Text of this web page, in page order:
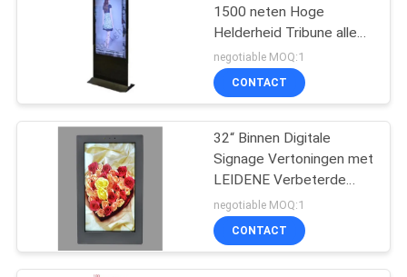
SITEMAP
PRIVACY
POLICY
Binnen Digitale
Signage Vertoning
16
1500 neten Hoge
Helderheid Tribune alleen
55“ binnenlcd kiosk
negotiable MOQ:1
CONTACT
32“ Binnen Digitale
Signage Vertoningen met
LEIDENE Verbeterde
Serie Backlight
negotiable MOQ:1
CONTACT